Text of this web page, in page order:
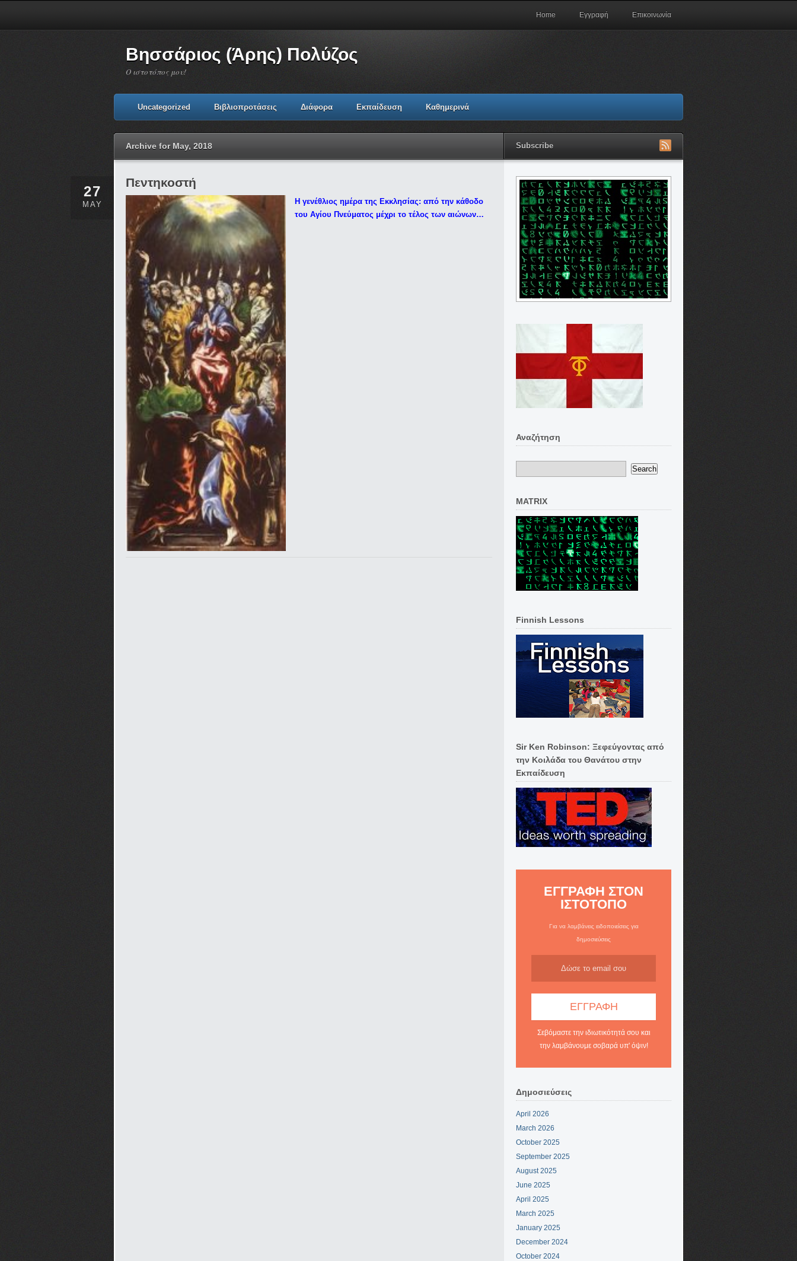
Home Εγγραφή Επικοινωνία
Βησσάριος (Άρης) Πολύζος
Ο ιστοτόπος μου!
Uncategorized Βιβλιοπροτάσεις Διάφορα Εκπαίδευση Καθημερινά
Archive for May, 2018 Subscribe
27
MAY
Πεντηκοστή
Η γενέθλιος ημέρα της Εκκλησίας: από την κάθοδο
του Αγίου Πνεύματος μέχρι το τέλος των αιώνων…
Αναζήτηση
MATRIX
Finnish Lessons
Sir Ken Robinson: Ξεφεύγοντας από
την Κοιλάδα του Θανάτου στην
Εκπαίδευση
ΕΓΓΡΑΦΗ ΣΤΟΝ
ΙΣΤΟΤΟΠΟ
Για να λαμβάνεις ειδοποιείσεις για
δημοσιεύσεις
Σεβόμαστε την ιδιωτικότητά σου και
την λαμβάνουμε σοβαρά υπ' όψιν!
Δημοσιεύσεις
April 2026
March 2026
October 2025
September 2025
August 2025
June 2025
April 2025
March 2025
January 2025
December 2024
October 2024